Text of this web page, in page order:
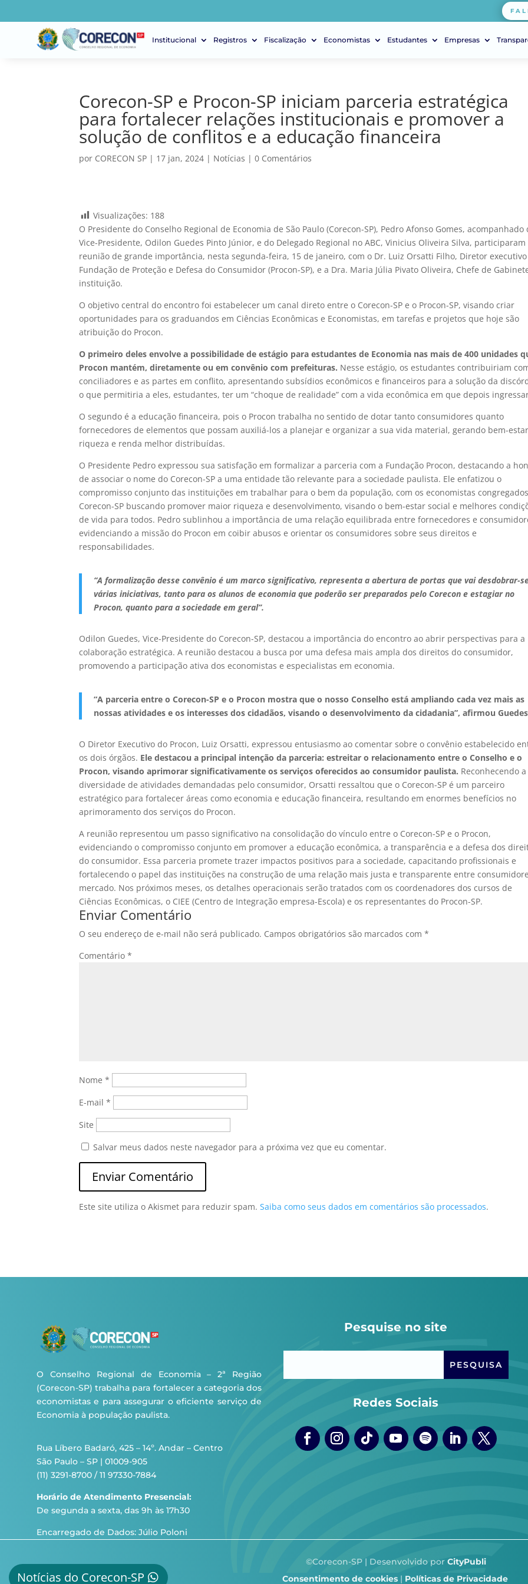
Institucional Registros Fiscalização Economistas Estudantes Empresas
Corecon-SP e Procon-SP iniciam parceria estratégica
para fortalecer relações institucionais e promover a
solução de conflitos e a educação financeira
por CORECON SP | 17 jan, 2024 | Notícias |0 Comentários
Visualizações: 188
O Presidente do Conselho Regional de Economia de São Paulo (Corecon-SP), Pedro Afonso Gomes, acompanhado
Vice-Presidente, Odilon Guedes Pinto Júnior, e do Delegado Regional no ABC, Vinicius Oliveira Silva, participaram
reunião de grande importância, nesta segunda-feira, 15 de janeiro, com o Dr. Luiz Orsatti Filho, Diretor
Fundação de Proteção e Defesa do Consumidor (Procon-SP), e a Dra. Maria Júlia Pivato Oliveira, Chefe de
instituição.
O objetivo central do encontro foi estabelecer um canal direto entre o Corecon-SP e o Procon-SP, visando criar
oportunidades para os graduandos em Ciências Econômicas e Economistas, em tarefas e projetos que hoje são
atribuição do Procon.
O primeiro deles envolve a possibilidade de estágio para estudantes de Economia nas mais de 400 unidades
Procon mantém, diretamente ou em convênio com prefeituras. Nesse estágio, os estudantes contribuiriam
conciliadores e as partes em conflito, apresentando subsídios econômicos e financeiros para a solução da
o que permitiria a eles, estudantes, ter um “choque de realidade” com a vida econômica em que depois
O segundo é a educação financeira, pois o Procon trabalha no sentido de dotar tanto consumidores quanto
fornecedores de elementos que possam auxiliá-los a planejar e organizar a sua vida material, gerando bem-
riqueza e renda melhor distribuídas.
O Presidente Pedro expressou sua satisfação em formalizar a parceria com a Fundação Procon, destacando a
de associar o nome do Corecon-SP a uma entidade tão relevante para a sociedade paulista. Ele enfatizou o
compromisso conjunto das instituições em trabalhar para o bem da população, com os economistas
Corecon-SP buscando promover maior riqueza e desenvolvimento, visando o bem-estar social e melhores
de vida para todos. Pedro sublinhou a importância de uma relação equilibrada entre fornecedores e
evidenciando a missão do Procon em coibir abusos e orientar os consumidores sobre seus direitos e
responsabilidades.
“A formalização desse convênio é um marco significativo, representa a abertura de portas que vai desdobrar-
várias iniciativas, tanto para os alunos de economia que poderão ser preparados pelo Corecon e estagiar no
Procon, quanto para a sociedade em geral”.
Odilon Guedes, Vice-Presidente do Corecon-SP, destacou a importância do encontro ao abrir perspectivas para a
colaboração estratégica. A reunião destacou a busca por uma defesa mais ampla dos direitos do consumidor,
promovendo a participação ativa dos economistas e especialistas em economia.
“A parceria entre o Corecon-SP e o Procon mostra que o nosso Conselho está ampliando cada vez mais as
nossas atividades e os interesses dos cidadãos, visando o desenvolvimento da cidadania”, afirmou
O Diretor Executivo do Procon, Luiz Orsatti, expressou entusiasmo ao comentar sobre o convênio estabelecido
os dois órgãos. Ele destacou a principal intenção da parceria: estreitar o relacionamento entre o Conselho e o
Procon, visando aprimorar significativamente os serviços oferecidos ao consumidor paulista. Reconhecendo a
diversidade de atividades demandadas pelo consumidor, Orsatti ressaltou que o Corecon-SP é um parceiro
estratégico para fortalecer áreas como economia e educação financeira, resultando em enormes benefícios no
aprimoramento dos serviços do Procon.
A reunião representou um passo significativo na consolidação do vínculo entre o Corecon-SP e o Procon,
evidenciando o compromisso conjunto em promover a educação econômica, a transparência e a defesa dos
do consumidor. Essa parceria promete trazer impactos positivos para a sociedade, capacitando profissionais e
fortalecendo o papel das instituições na construção de uma relação mais justa e transparente entre
mercado. Nos próximos meses, os detalhes operacionais serão tratados com os coordenadores dos cursos de
Ciências Econômicas, o CIEE (Centro de Integração empresa-Escola) e os representantes do Procon-SP.
Enviar Comentário
O seu endereço de e-mail não será publicado. Campos obrigatórios são marcados com*
Comentário*
Nome*
E-mail*
Site
Salvar meus dados neste navegador para a próxima vez que eu comentar.
Este site utiliza o Akismet para reduzir spam.Saiba como seus dados em comentários são processados.
O Conselho Regional de Economia – 2ª Região
(Corecon-SP) trabalha para fortalecer a categoria dos
economistas e para assegurar o eficiente serviço de
Economia à população paulista.
Rua Líbero Badaró, 425 – 14º. Andar – Centro
São Paulo – SP | 01009-905
(11) 3291-8700 / 11 97330-7884
Horário de Atendimento Presencial:
De segunda a sexta, das 9h às 17h30
Encarregado de Dados: Júlio Poloni
Notícias do Corecon-SP
Pesquise no site
Redes Sociais
©Corecon-SP | Desenvolvido por CityPubli
Consentimento de cookies| Políticas de Privacidade